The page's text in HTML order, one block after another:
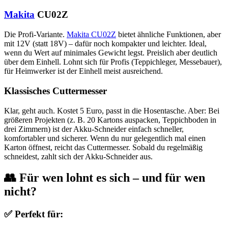
Makita CU02Z
Die Profi-Variante. Makita CU02Z bietet ähnliche Funktionen, aber
mit 12V (statt 18V) – dafür noch kompakter und leichter. Ideal,
wenn du Wert auf minimales Gewicht legst. Preislich aber deutlich
über dem Einhell. Lohnt sich für Profis (Teppichleger, Messebauer),
für Heimwerker ist der Einhell meist ausreichend.
Klassisches Cuttermesser
Klar, geht auch. Kostet 5 Euro, passt in die Hosentasche. Aber: Bei
größeren Projekten (z. B. 20 Kartons auspacken, Teppichboden in
drei Zimmern) ist der Akku-Schneider einfach schneller,
komfortabler und sicherer. Wenn du nur gelegentlich mal einen
Karton öffnest, reicht das Cuttermesser. Sobald du regelmäßig
schneidest, zahlt sich der Akku-Schneider aus.
👥 Für wen lohnt es sich – und für wen
nicht?
✅ Perfekt für: